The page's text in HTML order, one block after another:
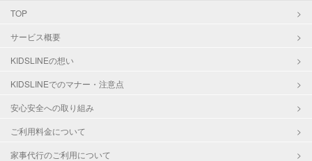
学校/塾の補習・宿題
対応科目
TOP
サービス概要
KIDSLINEの想い
KIDSLINEでのマナー・注意点
安心安全への取り組み
ご利用料金について
家事代行のご利用について